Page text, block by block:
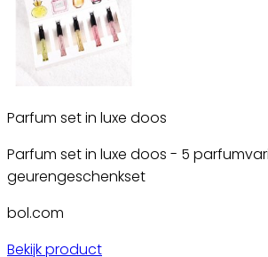
Parfum set in luxe doos
Parfum set in luxe doos - 5
geurengeschenkset
bol.com
Bekijk product